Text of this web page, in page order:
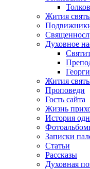
Жития
Духовное
Жития
Проповеди
Гость сайта
Жизнь
История
Записки
Статьи
Рассказы
Духовная